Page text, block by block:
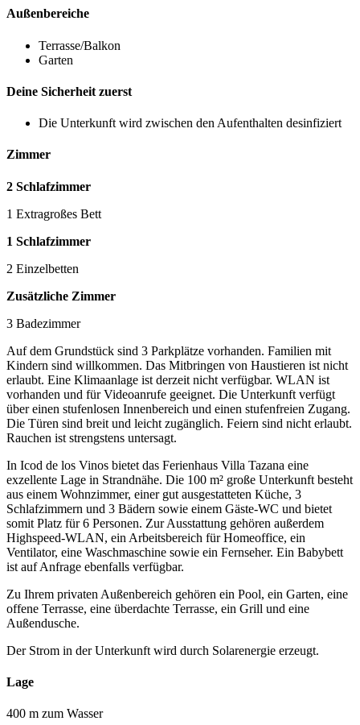
Außenbereiche
Terrasse/Balkon
Garten
Deine Sicherheit zuerst
Die Unterkunft wird zwischen den Aufenthalten desinfiziert
Zimmer
2 Schlafzimmer
1 Extragroßes Bett
1 Schlafzimmer
2 Einzelbetten
Zusätzliche Zimmer
3 Badezimmer
Auf dem Grundstück sind 3 Parkplätze vorhanden. Familien mit
Kindern sind willkommen. Das Mitbringen von Haustieren ist nicht
erlaubt. Eine Klimaanlage ist derzeit nicht verfügbar. WLAN ist
vorhanden und für Videoanrufe geeignet. Die Unterkunft verfügt
über einen stufenlosen Innenbereich und einen stufenfreien Zugang.
Die Türen sind breit und leicht zugänglich. Feiern sind nicht erlaubt.
Rauchen ist strengstens untersagt.
In Icod de los Vinos bietet das Ferienhaus Villa Tazana eine
exzellente Lage in Strandnähe. Die 100 m² große Unterkunft besteht
aus einem Wohnzimmer, einer gut ausgestatteten Küche, 3
Schlafzimmern und 3 Bädern sowie einem Gäste-WC und bietet
somit Platz für 6 Personen. Zur Ausstattung gehören außerdem
Highspeed-WLAN, ein Arbeitsbereich für Homeoffice, ein
Ventilator, eine Waschmaschine sowie ein Fernseher. Ein Babybett
ist auf Anfrage ebenfalls verfügbar.
Zu Ihrem privaten Außenbereich gehören ein Pool, ein Garten, eine
offene Terrasse, eine überdachte Terrasse, ein Grill und eine
Außendusche.
Der Strom in der Unterkunft wird durch Solarenergie erzeugt.
Lage
400 m zum Wasser